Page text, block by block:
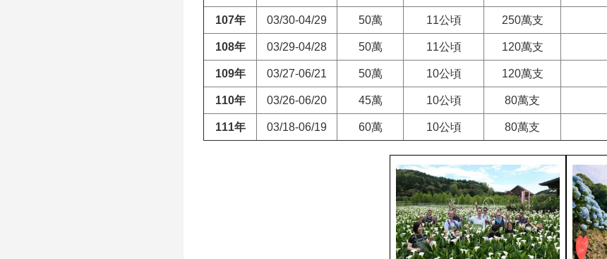
107年 03/30-04/29 50萬 11公頃 250萬支
108年 03/29-04/28 50萬 11公頃 120萬支
109年 03/27-06/21 50萬 10公頃 120萬支
110年 03/26-06/20 45萬 10公頃 80萬支
111年 03/18-06/19 60萬 10公頃 80萬支